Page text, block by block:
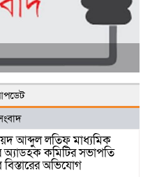
আব্দুল লতিফ মাধ্যমিক
অ্যাডহক কমিটির সভাপতি
বিস্তারের অভিযোগ